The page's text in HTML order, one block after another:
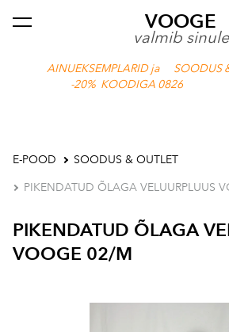
VOOGE
valmib sinule
AINUEKSEMPLARID ja SOODUS
-20% KOODIGA 0826
lisati ostukorvi. Vaata ostukorvi
E-POOD SOODUS & OUTLET
PIKENDATUD ÕLAGA VELUURPLUUS
PIKENDATUD ÕLAGA
VOOGE 02/M